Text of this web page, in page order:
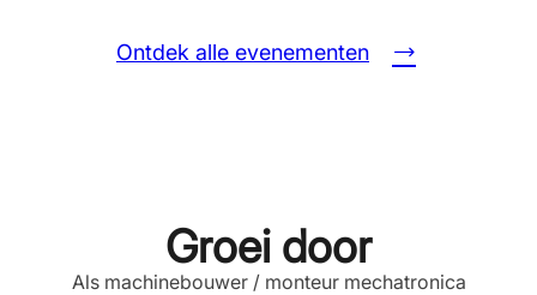
Ontdek alle evenementen
Groei door
Als machinebouwer / monteur mechatronica